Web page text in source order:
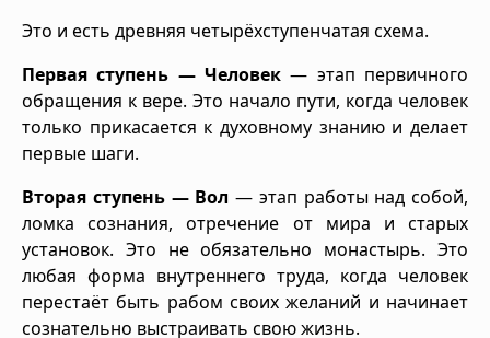
Это и есть древняя четырёхступенчатая схема.
Первая ступень — Человек — этап первичного
обращения к вере. Это начало пути, когда человек
только прикасается к духовному знанию и делает
первые шаги.
Вторая ступень — Вол — этап работы над собой,
ломка сознания, отречение от мира и старых
установок. Это не обязательно монастырь. Это
любая форма внутреннего труда, когда человек
перестаёт быть рабом своих желаний и начинает
сознательно выстраивать свою жизнь.